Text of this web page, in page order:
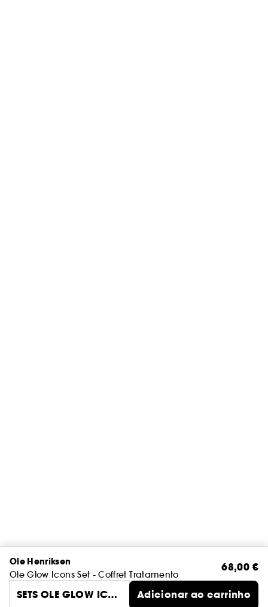
Ole Henriksen
Ole Glow Icons Set - Coffret Tratamento
68,00 €
SETS OLE GLOW ICO
Adicionar ao carrinho